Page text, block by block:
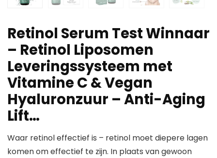
Retinol Serum Test Winnaar
– Retinol Liposomen
Leveringssysteem met
Vitamine C & Vegan
Hyaluronzuur – Anti-Aging
Lift…
Waar retinol effectief is – retinol moet diepere lagen
komen om effectief te zijn. In plaats van gewoon